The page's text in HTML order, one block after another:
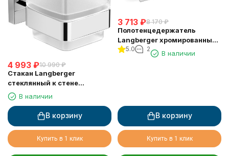
4 993 ₽10 990 ₽
Стакан Langberger
стеклянный к стене
квадратный 21811A
В наличии
В корзину
Купить в 1 клик
3 713 ₽8 170 ₽
Полотенцедержатель
Langberger хромированный
к стене "квадрат" 21838A
5.0 2
В наличии
В корзину
Купить в 1 клик